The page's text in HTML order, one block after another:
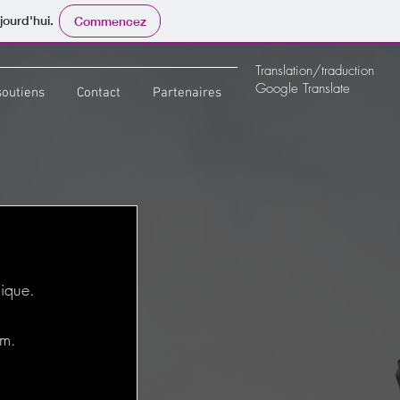
Commencez
Contact Partenaires
Translation/traduction
Google Translate